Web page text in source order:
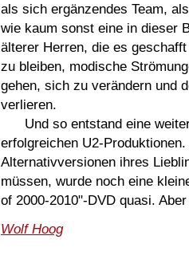
als sich ergänzendes Team,
wie kaum sonst eine in dieser
älterer Herren, die es
zu bleiben, modische
gehen, sich zu verändern und
verlieren.
Und so entstand eine
erfolgreichen U2-
Alternativversionen ihres
müssen, wurde noch eine
of 2000-2010"-DVD quasi.
Wolf Hoog